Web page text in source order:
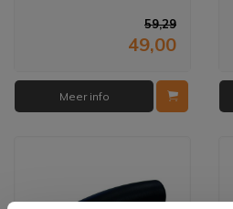
59,29
49,00
Meer info